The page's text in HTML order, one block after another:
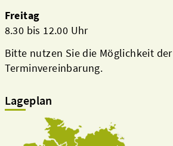
Freitag
8.30 bis 12.00 Uhr
Bitte nutzen Sie die Möglichkeit der
Terminvereinbarung.
Lageplan